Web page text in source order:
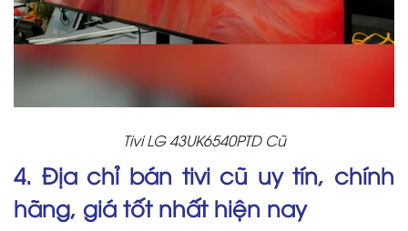
Tivi LG 43UK6540PTD Cũ
4. Địa chỉ bán tivi cũ uy tín, chính
hãng, giá tốt nhất hiện nay